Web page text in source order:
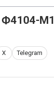
М1
X Telegram